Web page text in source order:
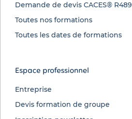
Demande de devis CACES® R489
Toutes nos formations
Toutes les dates de formations
Espace professionnel
Entreprise
Devis formation de groupe